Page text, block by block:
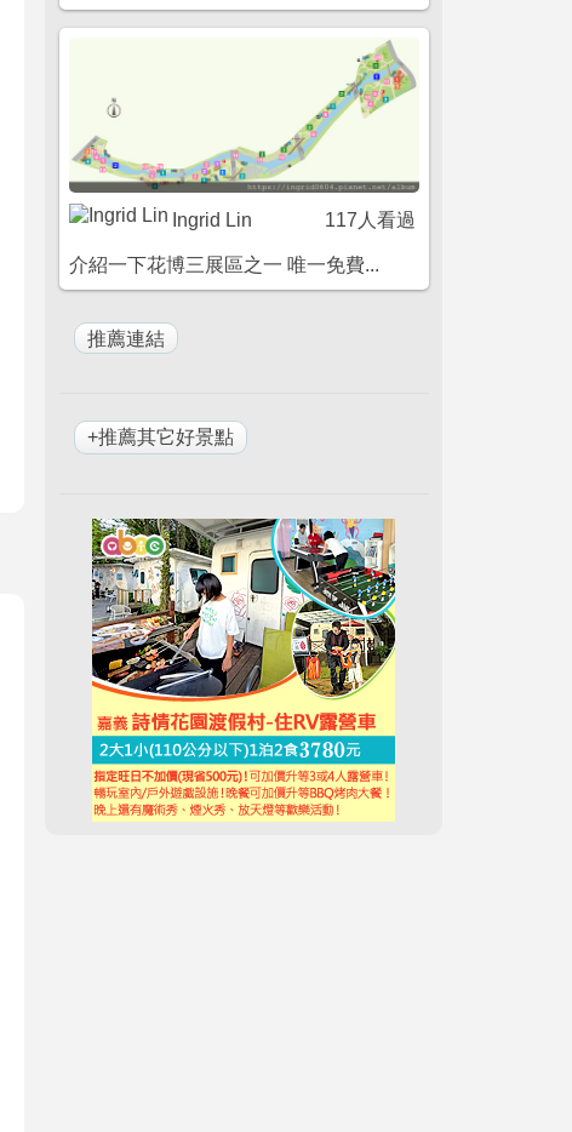
Ingrid Lin 117人看過
介紹一下花博三展區之一 唯一免費...
+推薦其它好景點